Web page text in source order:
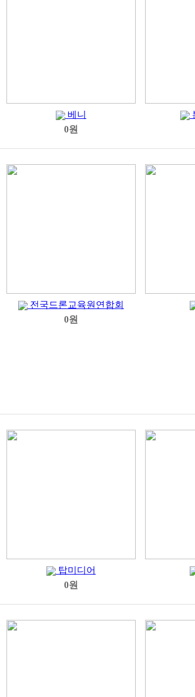
베니
0원
전국드론교육원연합회
0원
탑미디어
0원